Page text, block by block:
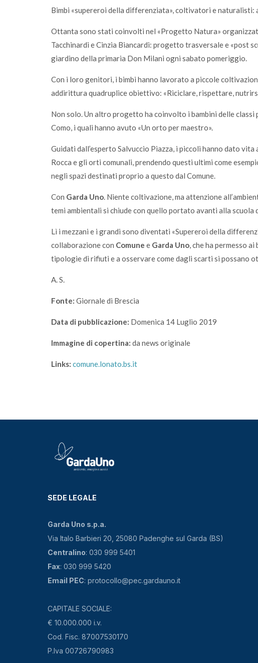
Bimbi «supereroi della differenziata», coltivatori e naturalisti:
Ottanta sono stati coinvolti nel «Progetto Natura»
Tacchinardi e Cinzia Biancardi: progetto trasversale e «post
giardino della primaria Don Milani ogni sabato pomeriggio.
Con i loro genitori, i bimbi hanno lavorato a piccole
addirittura quadruplice obiettivo: «Riciclare, rispettare,
Non solo. Un altro progetto ha coinvolto i bambini delle
Como, i quali hanno avuto «Un orto per maestro».
Guidati dall’esperto Salvuccio Piazza, i piccoli hanno dato
Rocca e gli orti comunali, prendendo questi ultimi come
negli spazi destinati proprio a questo dal Comune.
Con Garda Uno. Niente coltivazione, ma attenzione
temi ambientali si chiude con quello portato avanti alla scuola
Lì i mezzani e i grandi sono diventati «Supereroi della
collaborazione con Comune e Garda Uno, che ha permesso
tipologie di rifiuti e a osservare come dagli scarti si possano
A. S.
Fonte: Giornale di Brescia
Data di pubblicazione: Domenica 14 Luglio 2019
Immagine di copertina: da news originale
Links: comune.lonato.bs.it
SEDE LEGALE
Garda Uno s.p.a.
Via Italo Barbieri 20, 25080 Padenghe sul Garda (BS)
Centralino: 030 999 5401
Fax: 030 999 5420
Email PEC: protocollo@pec.gardauno.it
CAPITALE SOCIALE:
€ 10.000.000 i.v.
Cod. Fisc. 87007530170
P.Iva 00726790983